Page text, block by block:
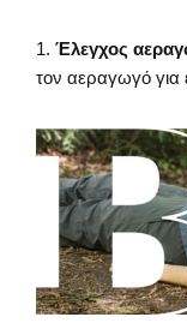
1. Έλεγχος
τον αεραγωγό για